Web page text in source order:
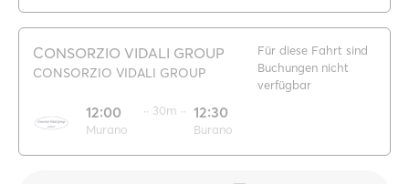
CONSORZIO VIDALI GROUP
CONSORZIO VIDALI GROUP
12:00
Murano
·· 30m ·· 12:30
Burano
Für diese Fahrt sind
Buchungen nicht
verfügbar